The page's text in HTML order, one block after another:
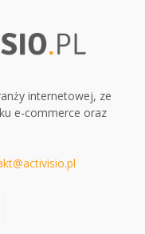
internetowej, ze
e-commerce oraz